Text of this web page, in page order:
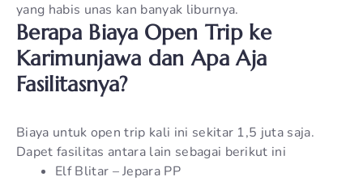
yang habis unas kan banyak liburnya.
Berapa Biaya Open Trip ke
Karimunjawa dan Apa Aja
Fasilitasnya?
Biaya untuk open trip kali ini sekitar 1,5 juta saja.
Dapet fasilitas antara lain sebagai berikut ini
Elf Blitar – Jepara PP